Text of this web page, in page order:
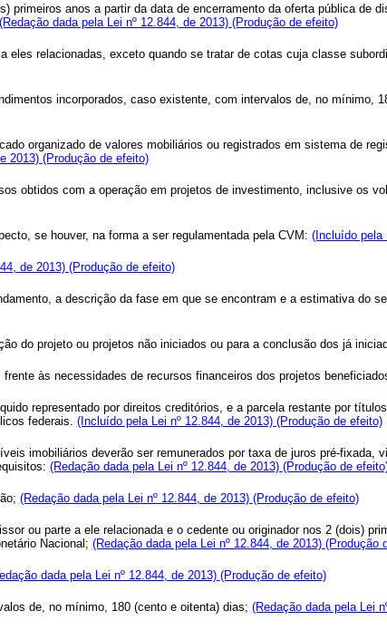
primeiros anos a partir da data de encerramento da oferta pública de
(Redação dada pela Lei nº 12.844, de 2013) (Produção de efeito)
relacionadas, exceto quando se tratar de cotas cuja classe
incorporados, caso existente, com intervalos de, no mínimo,
organizado de valores mobiliários ou registrados em sistema de
2013) (Produção de efeito)
obtidos com a operação em projetos de investimento, inclusive os
se houver, na forma a ser regulamentada pela CVM: (Incluído pela
de 2013) (Produção de efeito)
a descrição da fase em que se encontram e a estimativa do
do projeto ou projetos não iniciados ou para a conclusão dos já
às necessidades de recursos financeiros dos projetos
representado por direitos creditórios, e a parcela restante por
federais. (Incluído pela Lei nº 12.844, de 2013) (Produção de efeito)
imobiliários deverão ser remunerados por taxa de juros pré-
(Redação dada pela Lei nº 12.844, de 2013) (Produção de
(Redação dada pela Lei nº 12.844, de 2013) (Produção de efeito)
ou parte a ele relacionada e o cedente ou originador nos 2 (dois)
Nacional; (Redação dada pela Lei nº 12.844, de 2013) (Produção
dada pela Lei nº 12.844, de 2013) (Produção de efeito)
de, no mínimo, 180 (cento e oitenta) dias; (Redação dada pela Lei